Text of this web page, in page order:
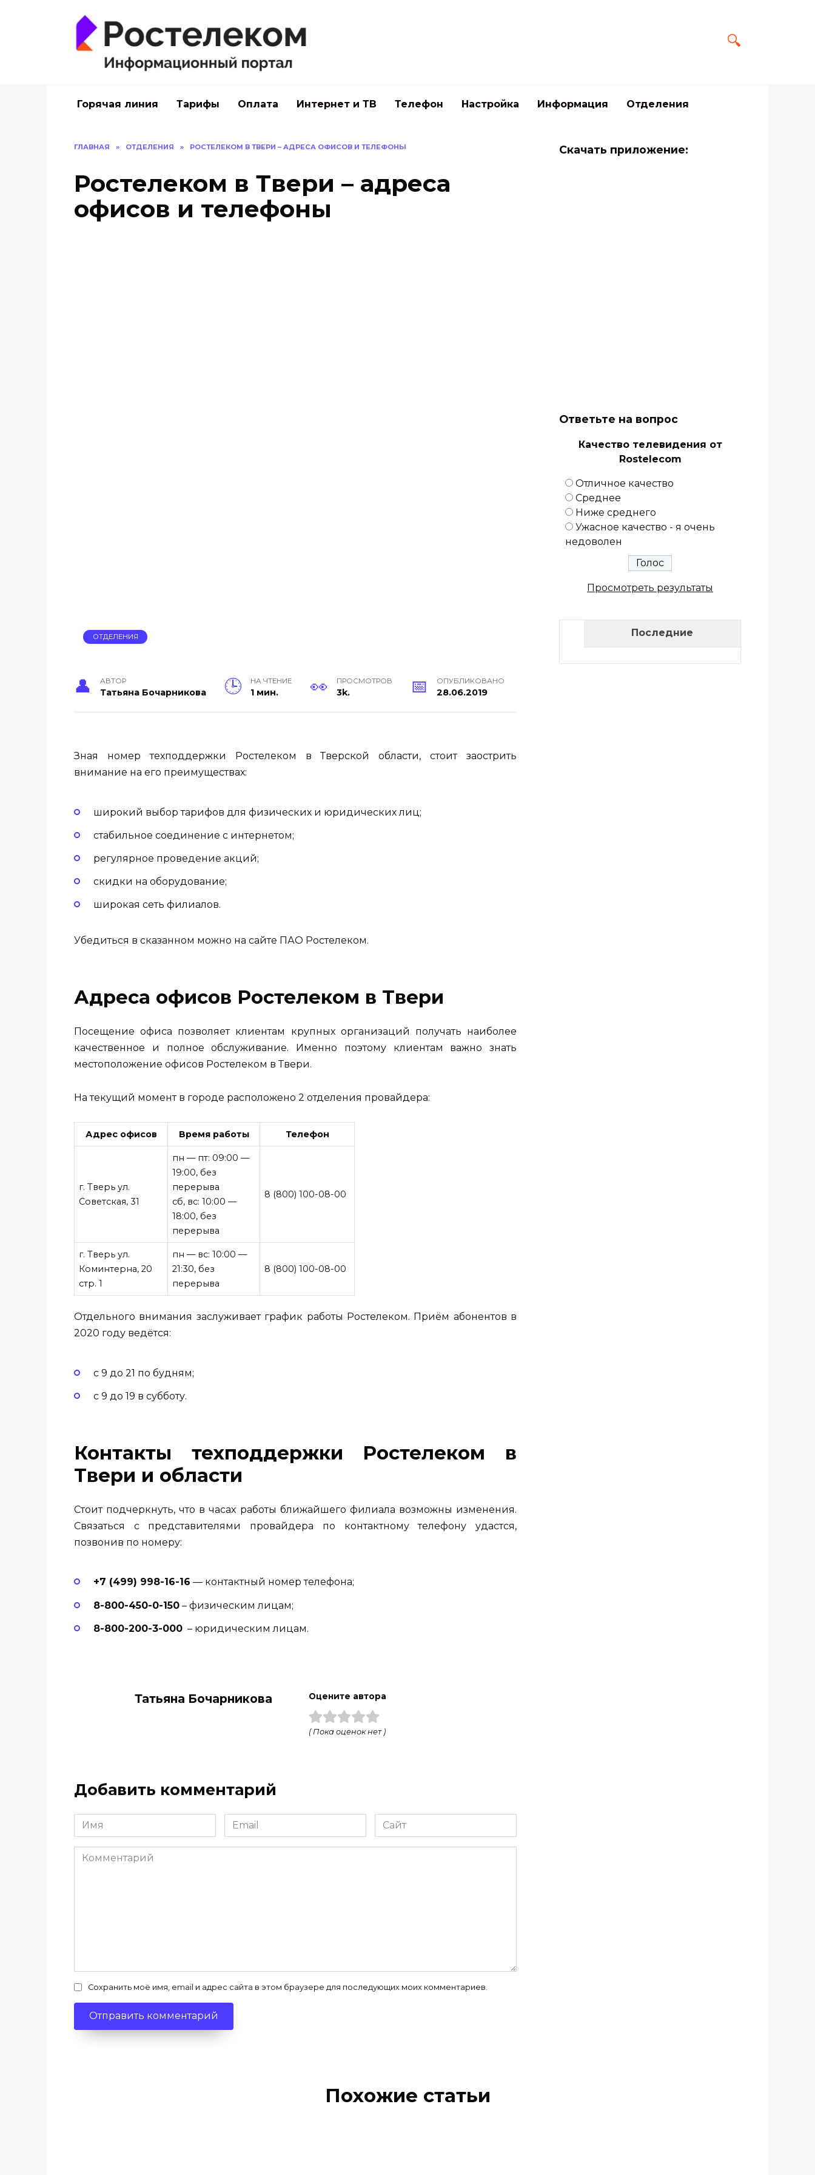
Горячая линия Тарифы Оплата Интернет и ТВ Телефон Настройка Информация Отделения
ГЛАВНАЯ » ОТДЕЛЕНИЯ » РОСТЕЛЕКОМ В ТВЕРИ – АДРЕСА ОФИСОВ И ТЕЛЕФОНЫ
Ростелеком в Твери – адреса
офисов и телефоны
ОТДЕЛЕНИЯ
АВТОР
Тать­яна Бо­чар­ни­кова
НА ЧТЕНИЕ
1 мин.
ПРОСМОТРОВ
3k.
ОПУБЛИКОВАНО
28.06.2019
Зная номер техподдержки Ростелеком в Тверской области, стоит заострить
внимание на его преимуществах:
широкий выбор тарифов для физических и юридических лиц;
стабильное соединение с интернетом;
регулярное проведение акций;
скидки на оборудование;
широкая сеть филиалов.
Убедиться в сказанном можно на сайте ПАО Ростелеком.
Адреса офисов Ростелеком в Твери
Посещение офиса позволяет клиентам крупных организаций получать наиболее
качественное и полное обслуживание. Именно поэтому клиентам важно знать
местоположение офисов Ростелеком в Твери.
На текущий момент в городе расположено 2 отделения провайдера:
Адрес офисов Время работы Телефон
г. Тверь ул.
Советская, 31
пн — пт: 09:00 —
19:00, без
перерыва
сб, вс: 10:00 —
18:00, без
перерыва
8 (800) 100-08-00
г. Тверь ул.
Коминтерна, 20
стр. 1
пн — вс: 10:00 —
21:30, без
перерыва
8 (800) 100-08-00
Отдельного внимания заслуживает график работы Ростелеком. Приём абонентов в
2020 году ведётся:
с 9 до 21 по будням;
с 9 до 19 в субботу.
Контакты техподдержки Ростелеком в
Твери и области
Стоит подчеркнуть, что в часах работы ближайшего филиала возможны изменения.
Связаться с представителями провайдера по контактному телефону удастся,
позвонив по номеру:
+7 (499) 998-16-16 — контактный номер телефона;
8-800-450-0-150 – физическим лицам;
8-800-200-3-000 – юридическим лицам.
Тать­яна Бо­чар­ни­кова Оцените автора
( Пока оценок нет )
Добавить комментарий
Имя
*
Email
*
Сайт
Комментарий
Сохранить моё имя, email и адрес сайта в этом браузере для последующих моих комментариев.
Скачать приложение:
Ответьте на вопрос
Качество телевидения от
Rostelecom
Отличное качество
Среднее
Ниже среднего
Ужасное качество - я очень
недоволен
Просмотреть результаты
Последние
Похожие статьи